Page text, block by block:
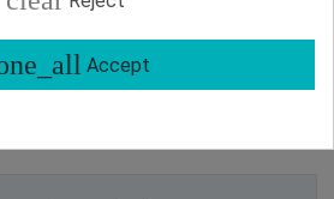
x 18 cm, tinkamas
spaudoms. Jame yra
jį pastatyti vertikaliai ant
Accept